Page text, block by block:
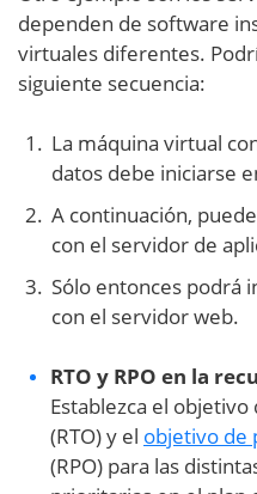
dependen de software
virtuales diferentes.
siguiente secuencia:
La máquina virtual
datos debe iniciarse
A continuación,
con el servidor de
Sólo entonces podrá
con el servidor web.
RTO y RPO en la
Establezca el objetivo
(RTO) y el objetivo de
(RPO) para las